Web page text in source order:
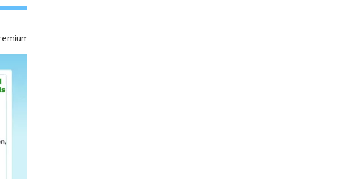
disponibles con sustratos de MDF o tableros de partículas, son los más